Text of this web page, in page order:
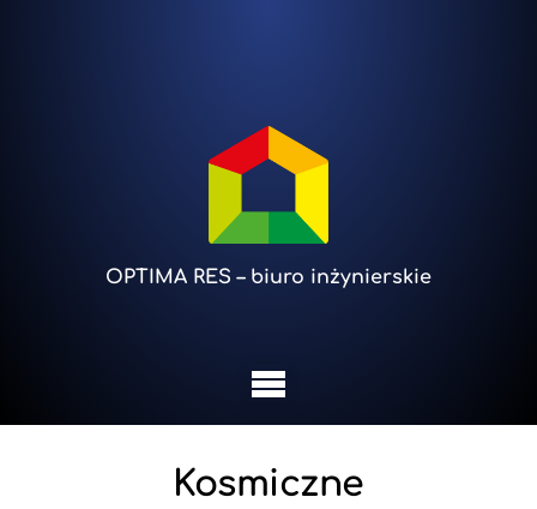
OPTIMA RES – biuro inżynierskie
Kosmiczne